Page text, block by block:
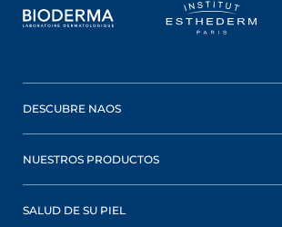
DESCUBRE NAOS
NUESTROS PRODUCTOS
SALUD DE SU PIEL